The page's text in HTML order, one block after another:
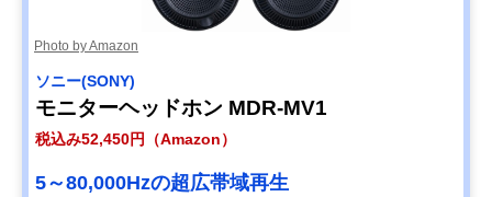
Photo by Amazon
ソニー(SONY)
モニターヘッドホン MDR-MV1
税込み52,450円（Amazon）
5～80,000Hzの超広帯域再生